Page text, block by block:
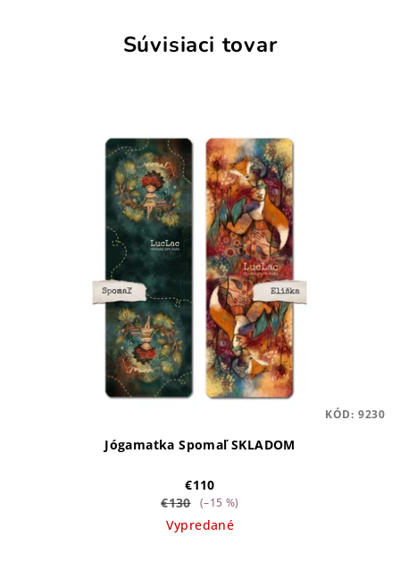
Súvisiaci tovar
Jógamatka Spomaľ SKLADOM
€110
€130 (–15 %)
Vypredané
KÓD: 9230